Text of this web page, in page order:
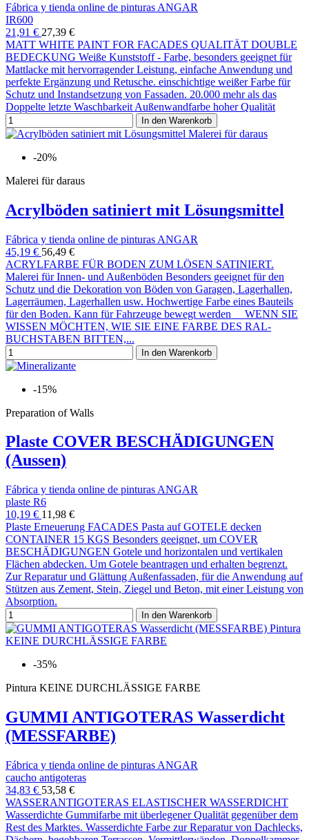
Fábrica y tienda online de pinturas ANGAR
IR600
21,91 € 27,39 €
MATT WHITE PAINT FOR FACADES QUALITÄT DOUBLE
BEDECKUNG Weiße Kunststoff - Farbe, besonders geeignet für
Mattlacke mit hervorragender Leistung, einfache Anwendung und
perfekte Ergänzung und Retusche. einschichtige weißer Farbe für
Schutz und Instandsetzung von Fassaden. 20.000 mehr als das
Doppelte letzte Waschbarkeit Außenwandfarbe hoher Qualität
In den Warenkorb
-20%
Malerei für daraus
Acrylböden satiniert mit Lösungsmittel
Fábrica y tienda online de pinturas ANGAR
45,19 € 56,49 €
ACRYLFARBE FÜR BODEN ZUM LÖSEN SATINIERT.
Malerei für Innen- und Außenböden Besonders geeignet für den
Schutz und die Dekoration von Böden von Garagen, Lagerhallen,
Lagerräumen, Lagerhallen usw. Hochwertige Farbe eines Bauteils
für den Boden. Kann für Fahrzeuge bewegt werden WENN SIE
WISSEN MÖCHTEN, WIE SIE EINE FARBE DES RAL-
BUCHSTABEN BITTEN,...
In den Warenkorb
-15%
Preparation of Walls
Plaste COVER BESCHÄDIGUNGEN
(Aussen)
Fábrica y tienda online de pinturas ANGAR
plaste R6
10,19 € 11,98 €
Plaste Erneuerung FACADES Pasta auf GOTELE decken
CONTAINER 15 KGS Besonders geeignet, um COVER
BESCHÄDIGUNGEN Gotele und horizontalen und vertikalen
Flächen abdecken. Um Gotele beantragen und erhalten begrenzt.
Zur Reparatur und Glättung Außenfassaden, für die Anwendung auf
Stützen aus Zement, Stein, Ziegel und Beton, mit einer Leistung von
Absorption.
In den Warenkorb
-35%
Pintura KEINE DURCHLÄSSIGE FARBE
GUMMI ANTIGOTERAS Wasserdicht
(MESSFARBE)
Fábrica y tienda online de pinturas ANGAR
caucho antigoteras
34,83 € 53,58 €
WASSERANTIGOTERAS ELASTISCHER WASSERDICHT
Wasserdichte Gummifarbe mit überlegener Qualität gegenüber dem
Rest des Marktes. Wasserdichte Farbe zur Reparatur von Dachlecks,